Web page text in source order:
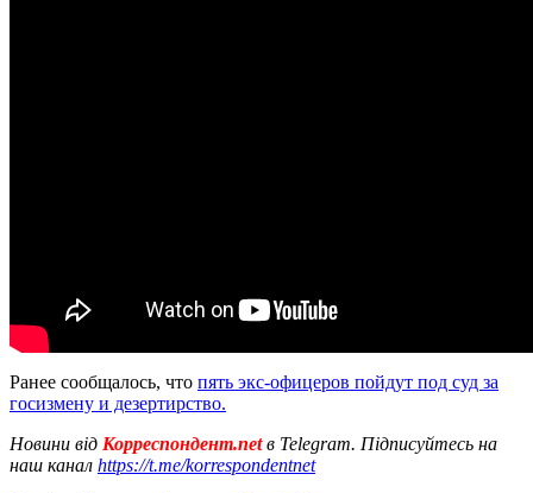
Ранее сообщалось, что пять экс-офицеров пойдут под суд за
госизмену и дезертирство.
Новини від Корреспондент.netв Telegram. Підписуйтесь на
наш канал https://t.me/korrespondentnet